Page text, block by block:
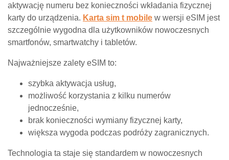
aktywację numeru bez konieczności wkładania fizycznej
karty do urządzenia. Karta sim t mobile w wersji eSIM jest
szczególnie wygodna dla użytkowników nowoczesnych
smartfonów, smartwatchy i tabletów.
Najważniejsze zalety eSIM to:
szybka aktywacja usług,
możliwość korzystania z kilku numerów
jednocześnie,
brak konieczności wymiany fizycznej karty,
większa wygoda podczas podróży zagranicznych.
Technologia ta staje się standardem w nowoczesnych